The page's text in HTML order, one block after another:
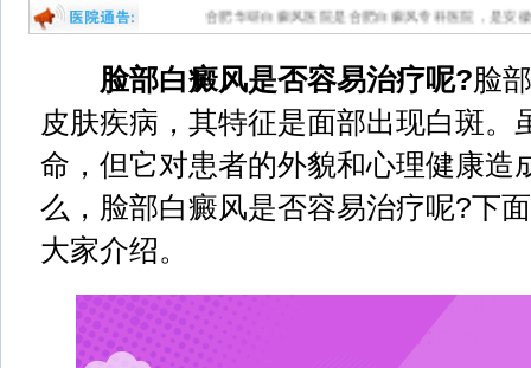
合肥华研白癜风医院是合肥白癜风专科医院，是安徽新型
脸部白癜风是否容易治疗呢?脸
皮肤疾病，其特征是面部出现白斑。
命，但它对患者的外貌和心理健康造
么，脸部白癜风是否容易治疗呢?下
大家介绍。